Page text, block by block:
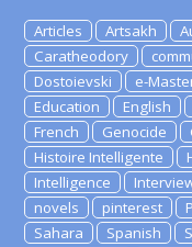
Articles Artsakh
Caratheodory
Dostoievski
e-
Education
English
French
Genocide
Histoire Intelligente
Intelligence
novels
pinterest
Sahara
Spanish